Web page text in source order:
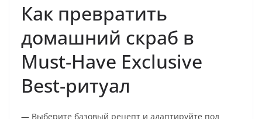
Как превратить
домашний скраб в
Must-Have Exclusive
Best-ритуал
— Выберите базовый рецепт и адаптируйте под